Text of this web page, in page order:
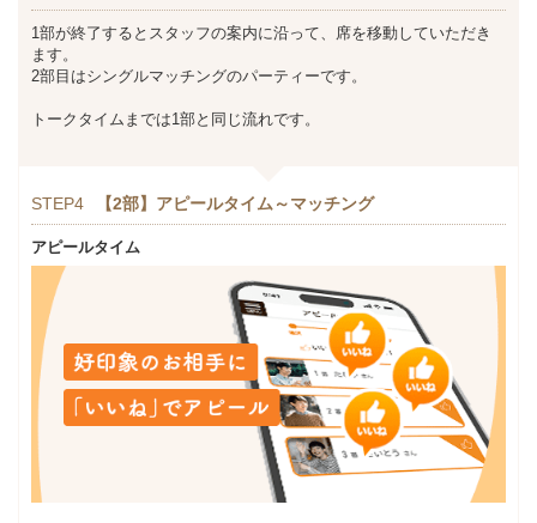
1部が終了するとスタッフの案内に沿って、席を移動していただき
ます。
2部目はシングルマッチングのパーティーです。
トークタイムまでは1部と同じ流れです。
STEP4 【2部】アピールタイム～マッチング
アピールタイム